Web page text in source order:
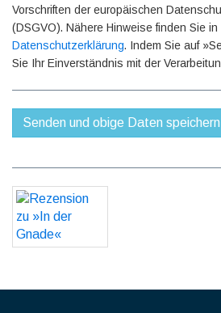
Vorschriften der europäischen
(DSGVO). Nähere Hinweise finden Sie
Datenschutzerklärung. Indem Sie auf
Sie Ihr Einverständnis mit der